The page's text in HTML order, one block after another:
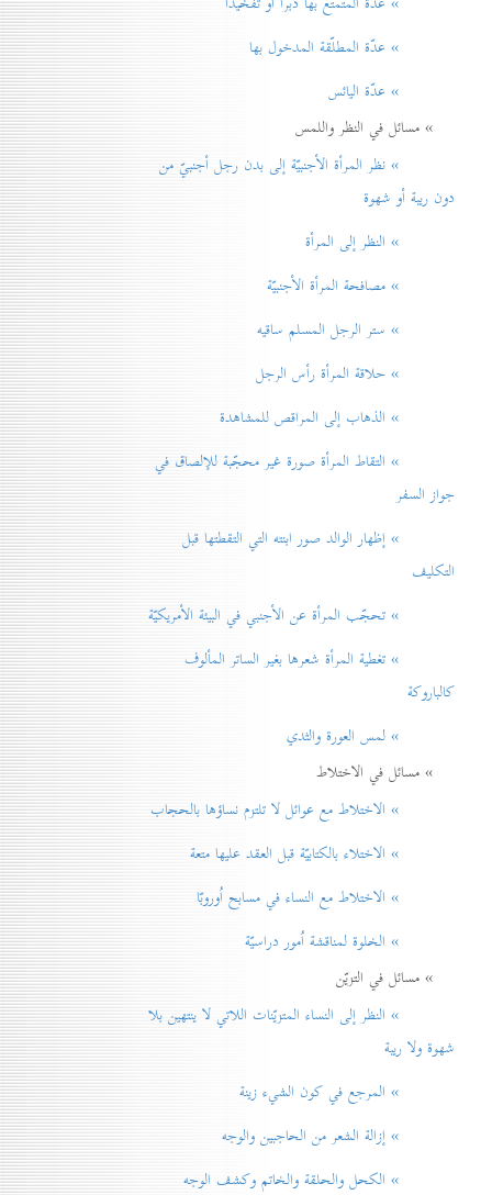
» عدّة المطلّقة المدخول بها
» عدّة اليائس
» مسائل في النظر واللمس
» نظر المرأة الأجنبيّة إلی بدن رجل أجنبيّ من
دون ريبة أو شهوة
» النظر إلی المرأة
» مصافحة المرأة الأجنبيّة
» ستر الرجل المسلم ساقيه
» حلاقة المرأة رأس الرجل
» الذهاب إلی المراقص للمشاهدة
» التقاط المرأة صورة غير محجّبة للإلصاق في
جواز السفر
» إظهار الوالد صور ابنته التي التقطتها قبل
التكليف
» تحجّب المرأة عن الأجنبي في البيئة الأمريكيّة
» تغطية المرأة شعرها بغير الساتر المألوف
كالباروكة
» لمس العورة والثدي
» مسائل في الاختلاط
» الاختلاط مع عوائل لا تلتزم نساؤها بالحجاب
» الاختلاء بالكتابيّة قبل العقد عليها متعة
» الاختلاط مع النساء في مسابح اُوروبّا
» الخلوة لمناقشة اُمور دراسيّة
» مسائل في التزيّن
» النظر إلی النساء المتزيّنات اللاتي لا ينتهين بلا
شهوة ولا ريبة
» المرجع في كون الشيء زينة
» إزالة الشعر من الحاجبين والوجه
» الكحل والحلقة والخاتم وكشف الوجه